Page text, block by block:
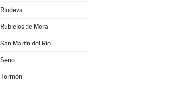
Riodeva
Rubielos de Mora
San Martín del Río
Seno
Tormón